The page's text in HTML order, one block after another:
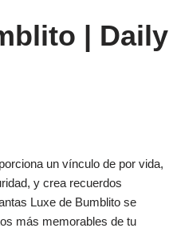
| Daily
un vínculo de por vida,
y crea recuerdos
Luxe de Bumblito se
más memorables de tu